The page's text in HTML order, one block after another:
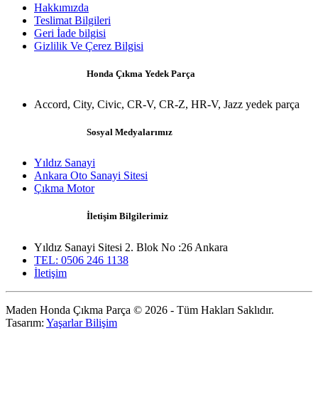
Hakkımızda
Teslimat Bilgileri
Geri İade bilgisi
Gizlilik Ve Çerez Bilgisi
Honda Çıkma Yedek Parça
Accord, City, Civic, CR-V, CR-Z, HR-V, Jazz yedek parça
Sosyal Medyalarımız
Yıldız Sanayi
Ankara Oto Sanayi Sitesi
Çıkma Motor
İletişim Bilgilerimiz
Yıldız Sanayi Sitesi 2. Blok No :26 Ankara
TEL: 0506 246 1138
İletişim
Maden Honda Çıkma Parça © 2026 - Tüm Hakları Saklıdır.
Tasarım: Yaşarlar Bilişim